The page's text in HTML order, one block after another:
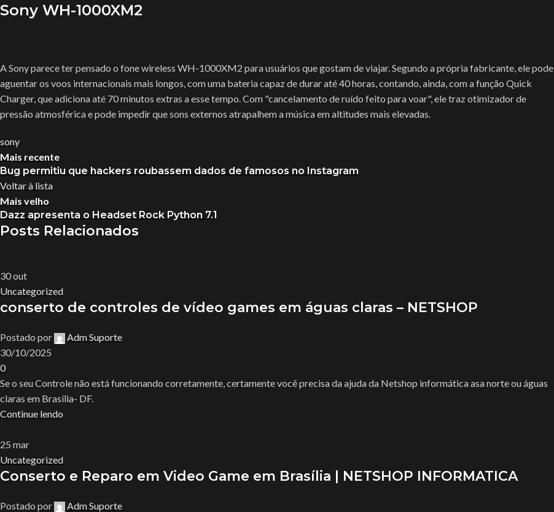
Sony WH-1000XM2
A Sony parece ter pensado o fone wireless WH-1000XM2 para usuários que gostam de viajar. Segundo a própria fabricante, ele pode
aguentar os voos internacionais mais longos, com uma bateria capaz de durar até 40 horas, contando, ainda, com a função Quick
Charger, que adiciona até 70 minutos extras a esse tempo. Com "cancelamento de ruído feito para voar", ele traz otimizador de
pressão atmosférica e pode impedir que sons externos atrapalhem a música em altitudes mais elevadas.
sony
Mais recente
Bug permitiu que hackers roubassem dados de famosos no Instagram
Voltar à lista
Mais velho
Dazz apresenta o Headset Rock Python 7.1
Posts Relacionados
30out
Uncategorized
conserto de controles de vídeo games em águas claras – NETSHOP
Postado por
Adm Suporte
30/10/2025
0
Se o seu Controle não está funcionando corretamente, certamente você precisa da ajuda da Netshop informática asa norte ou águas
claras em Brasília- DF.
Continue lendo
25 mar
Uncategorized
Conserto e Reparo em Video Game em Brasília | NETSHOP INFORMATICA
Postado por
Adm Suporte